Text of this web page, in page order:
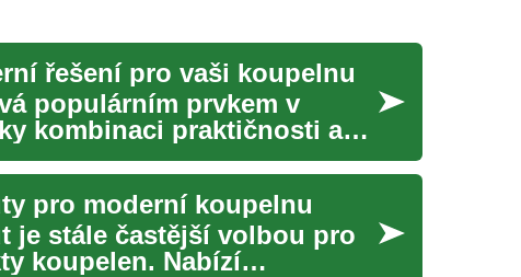
řešení pro vaši koupelnu
populárním prvkem v
kombinaci praktičnosti a
pro moderní koupelnu
je stále častější volbou pro
koupelen. Nabízí